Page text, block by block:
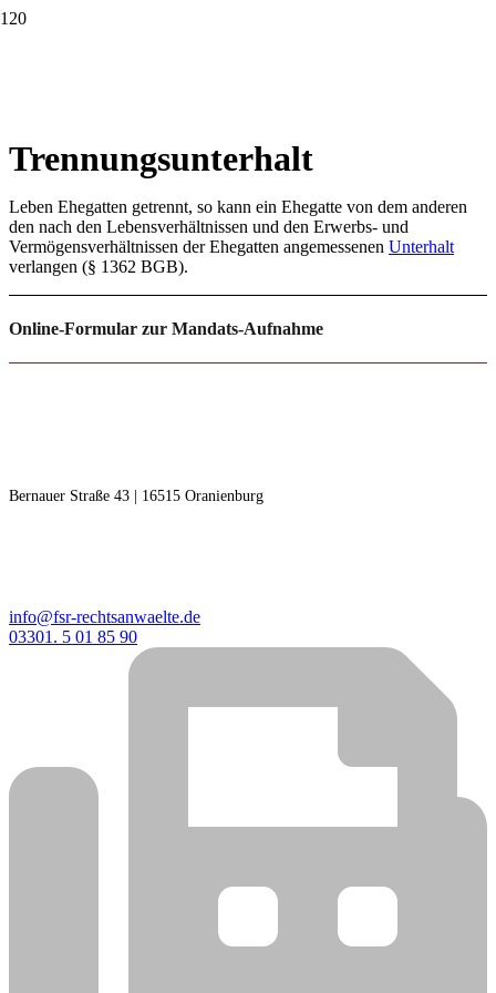
Trennungsunterhalt
Leben Ehegatten getrennt, so kann ein Ehegatte von dem anderen
den nach den Lebensverhältnissen und den Erwerbs- und
Vermögensverhältnissen der Ehegatten angemessenen Unterhalt
verlangen (§ 1362 BGB).
Online-Formular zur Mandats-Aufnahme
Bernauer Straße 43 | 16515 Oranienburg
info@fsr-rechtsanwaelte.de
03301. 5 01 85 90